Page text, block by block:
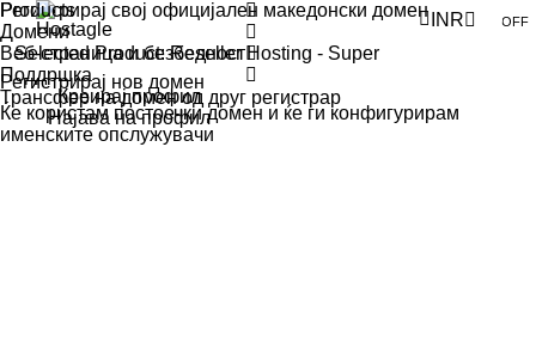
INR
Products
Домени
Веб-страница и безбедност
Поддршка
Креирај профил
Најава на профил
Регистрирај свој официјален македонски домен
Selected Product:Reseller Hosting - Super
Регистрирај нов домен
Трансфер на домен од друг регистрар
Ќе користам постоечки домен и ќе ги конфигурирам
именските опслужувачи